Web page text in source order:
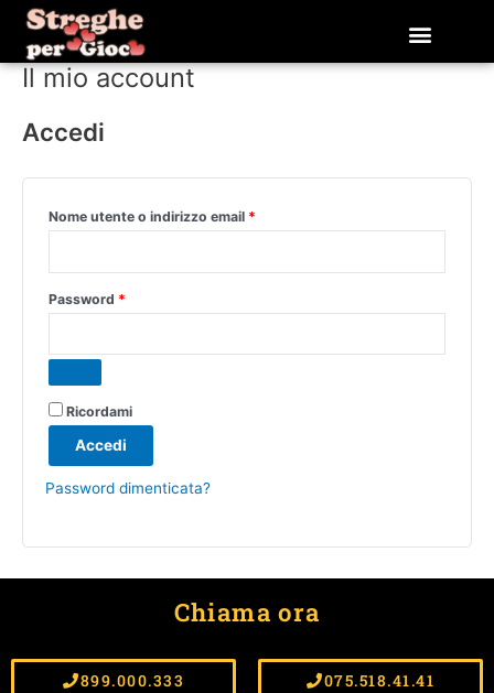
contenuto
Il mio account
Accedi
Nome utente o indirizzo email *
Password *
Richiesto
Ricordami
Accedi
Password dimenticata?
Chiama ora
899.000.333 075.518.41.41